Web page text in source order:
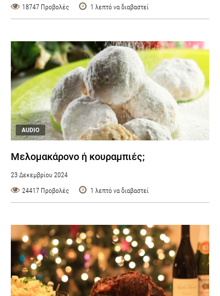
18747 Προβολές
1 λεπτό να διαβαστεί
AUDIO
Μελομακάρονο ή κουραμπιές;
23 Δεκεμβρίου 2024
24417 Προβολές
1 λεπτό να διαβαστεί